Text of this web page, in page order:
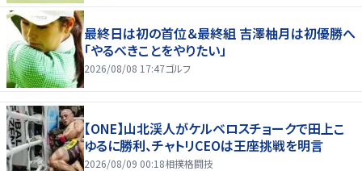
最終日は初の首位＆最終組 吉澤柚月は初優勝へ
「やるべきことをやりたい」
2026/08/08 17:47ゴルフ
【ONE】山北渓人がケルベロスチョークで田上こ
ゆるに勝利、チャトリCEOは王座挑戦を明言
2026/08/09 00:18相撲格闘技